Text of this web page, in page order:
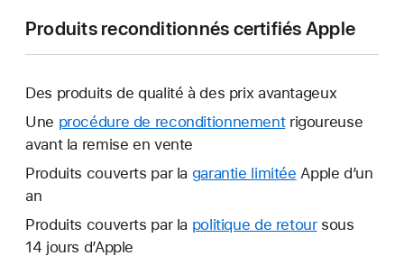
Produits reconditionnés certifiés Apple
Des produits de qualité à des prix avantageux
Une procédure de reconditionnementrigoureuse
avant la remise en vente
Produits couverts par la garantie limitée Une
fenêtre
Apple d’un
an
Produits couverts par la politique de retourUne
sous
14 jours d’Apple